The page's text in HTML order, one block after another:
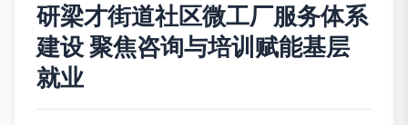
研梁才街道社区微工厂服务体系
建设 聚焦咨询与培训赋能基层
就业